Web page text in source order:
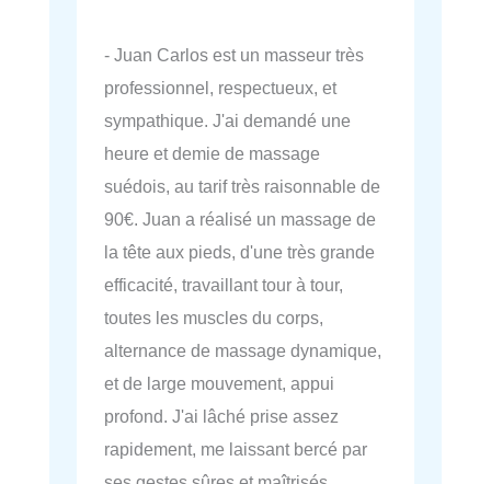
- Juan Carlos est un masseur très
professionnel, respectueux, et
sympathique. J'ai demandé une
heure et demie de massage
suédois, au tarif très raisonnable de
90€. Juan a réalisé un massage de
la tête aux pieds, d'une très grande
efficacité, travaillant tour à tour,
toutes les muscles du corps,
alternance de massage dynamique,
et de large mouvement, appui
profond. J'ai lâché prise assez
rapidement, me laissant bercé par